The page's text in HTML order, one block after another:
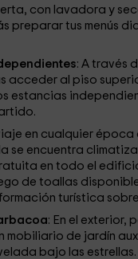
con lavadora y
preparar tus menús
: A través
acceder al piso
estancias
en cualquier época
se encuentra
en todo el
de toallas
turística
: En el exterior,
mobiliario de jardín
bajo las